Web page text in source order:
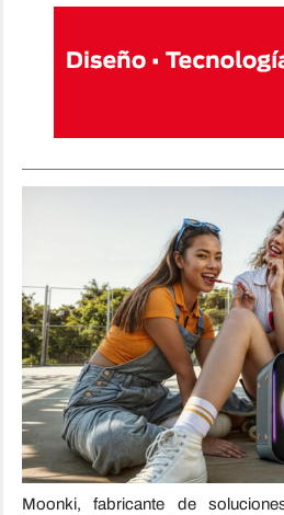
Moonki, fabricante de